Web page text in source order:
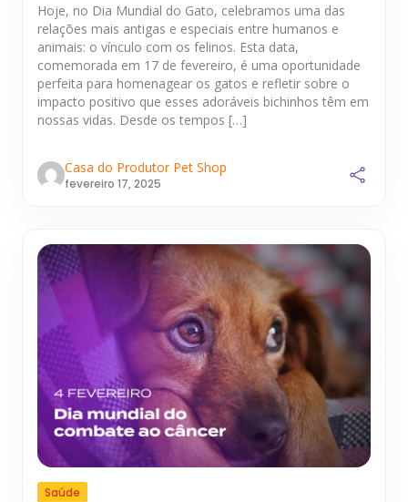
Hoje, no Dia Mundial do Gato, celebramos uma das
relações mais antigas e especiais entre humanos e
animais: o vínculo com os felinos. Esta data,
comemorada em 17 de fevereiro, é uma oportunidade
perfeita para homenagear os gatos e refletir sobre o
impacto positivo que esses adoráveis bichinhos têm em
nossas vidas. Desde os tempos […]
Casa do Produtor Pet Shop
fevereiro 17, 2025
Saúde